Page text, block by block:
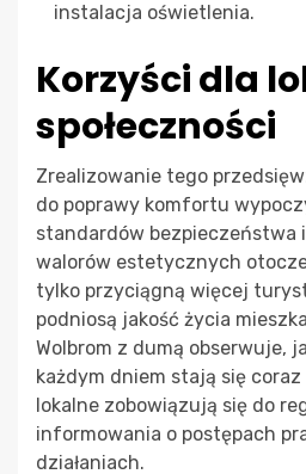
instalacja oświetlenia.
Korzyści dla
społeczności
Zrealizowanie tego
do poprawy komfortu
standardów bezpieczeństwa
walorów estetycznych
tylko przyciągną więcej
podniosą jakość życia
Wolbrom z dumą obserwuje,
każdym dniem stają się coraz
lokalne zobowiązują się do
informowania o postępach
działaniach.